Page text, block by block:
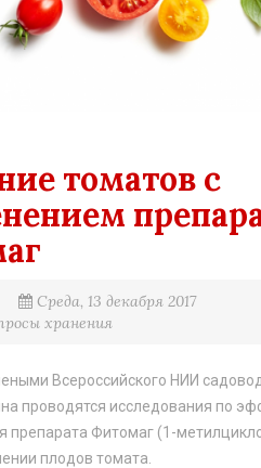
томатов с
Среда, 13 декабря 2017
хранения
Всероссийского НИИ
проводятся исследования по
препарата Фитомаг (1-
плодов томата.